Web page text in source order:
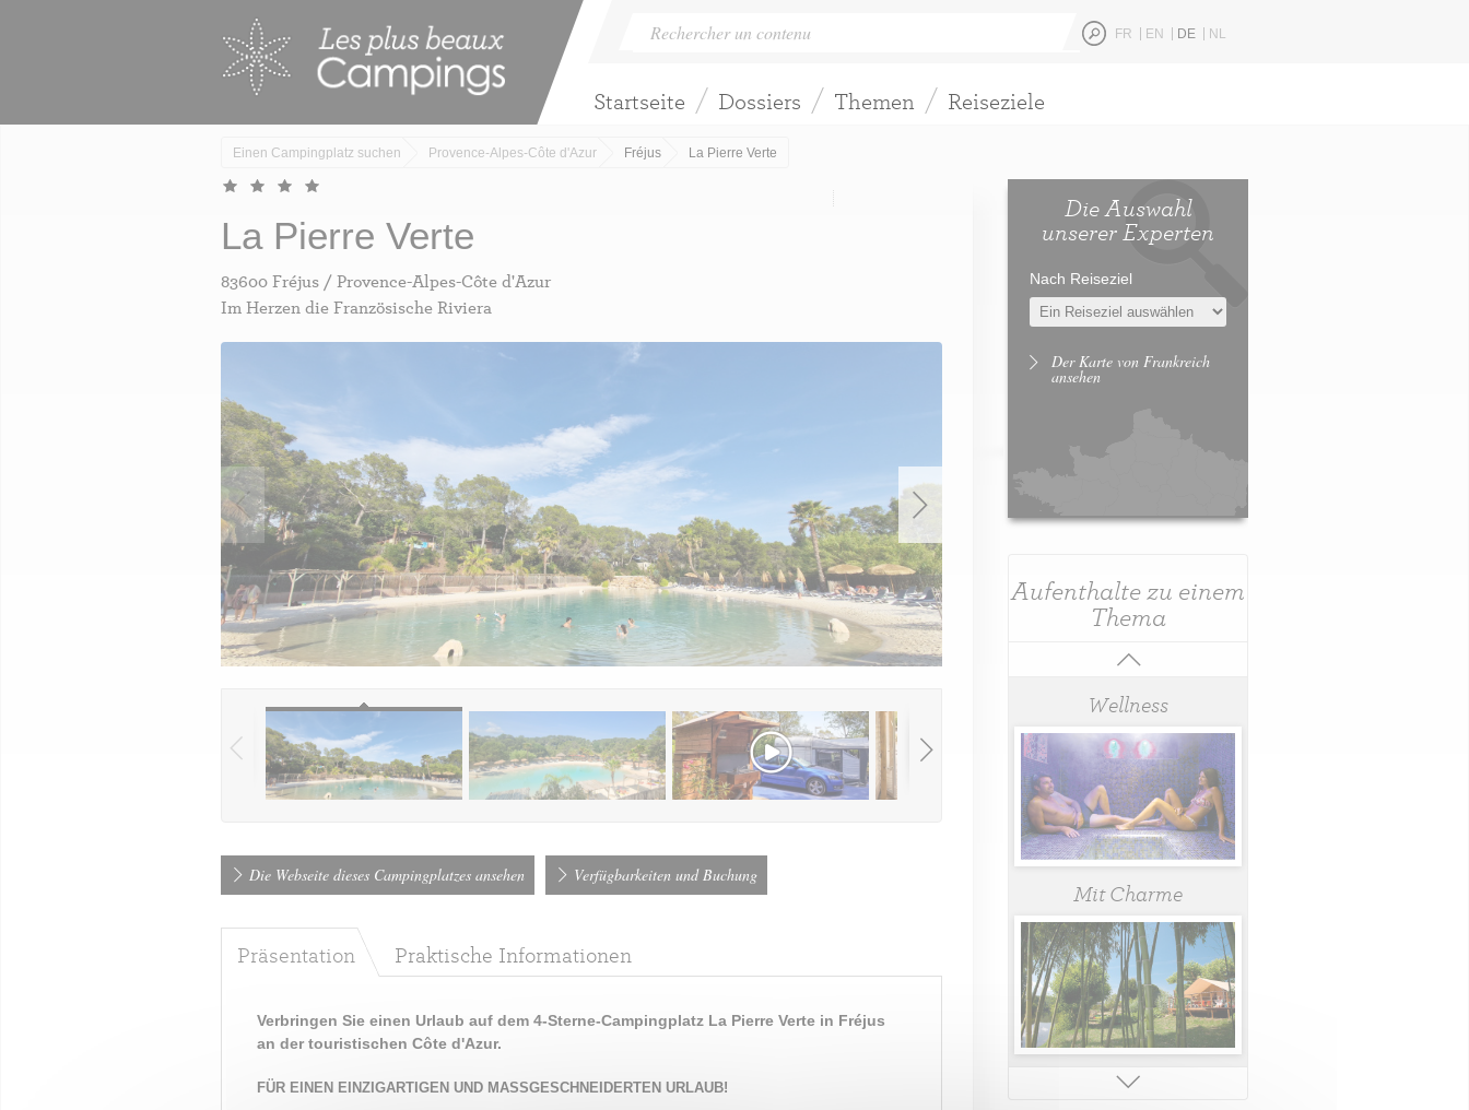
FR EN DE NL
Startseite Dossiers Themen Reiseziele
Einen Campingplatz suchen Provence-Alpes-Côte d'Azur Fréjus La Pierre Verte
La Pierre Verte
83600 Fréjus / Provence-Alpes-Côte d'Azur
Im Herzen die Französische Riviera
Die Webseite dieses Campingplatzes ansehen Verfügbarkeiten und Buchung
Präsentation Praktische Informationen
Verbringen Sie einen Urlaub auf dem 4-Sterne-Campingplatz La Pierre Verte in Fréjus
an der touristischen Côte d'Azur.
FÜR EINEN EINZIGARTIGEN UND MASSGESCHNEIDERTEN URLAUB!
Die Auswahl
unserer Experten
Nach Reiseziel
Der Karte von Frankreich
ansehen
Aufenthalte zu einem
Thema
Wellness
Mit Charme
Kinderclub